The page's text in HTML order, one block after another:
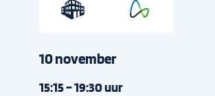
10 november
15:15 – 19:30 uur